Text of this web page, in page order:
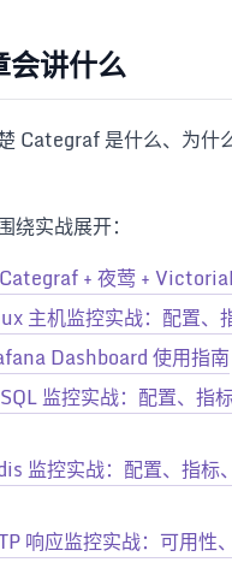
讲什么
Categraf 是什么、为什
绕实战展开：
+ 夜莺 +
主机监控实战：配置、
Dashboard 使用指南
监控实战：配置、指
监控实战：配置、指标
响应监控实战：可用性